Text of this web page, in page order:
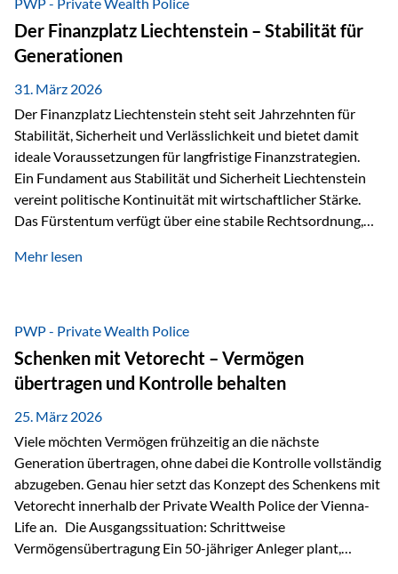
heißt das:Diese Gelder gehören im Konkursfall nicht zur
allgemeinen Konkursmasse, sondern werden ausschließlich
zur Erfüllung…
Der Finanzplatz Liechtenstein – Stabilität für
Generationen
31. März 2026
Der Finanzplatz Liechtenstein steht seit Jahrzehnten für
Stabilität, Sicherheit und Verlässlichkeit und bietet damit
ideale Voraussetzungen für langfristige Finanzstrategien.
Ein Fundament aus Stabilität und Sicherheit Liechtenstein
vereint politische Kontinuität mit wirtschaftlicher Stärke.
Das Fürstentum verfügt über eine stabile Rechtsordnung,
monarchischen Elementen basiert. Diese Struktur schafft
und Unternehmen. Ein wesentliches Merkmal ist die
Staatsfinanzierung: Liechtenstein weist keine
Staatsschulden auf, und der Schutz der wirtschaftlichen
Interessen der Bevölkerung ist in der Verfassung verankert.
Besonders hervorzuheben ist hierbei Artikel 14 der
liechtensteinischen Verfassung. Darin…
Mehr lesen
PWP - Private Wealth Police
Schenken mit Vetorecht – Vermögen
übertragen und Kontrolle behalten
25. März 2026
Viele möchten Vermögen frühzeitig an die nächste
Generation übertragen, ohne dabei die Kontrolle vollständig
abzugeben. Genau hier setzt das Konzept des Schenkens mit
Vetorecht innerhalb der Private Wealth Police der Vienna-
Life an. Die Ausgangssituation: Schrittweise
Vermögensübertragung Ein 50-jähriger Anleger plant,